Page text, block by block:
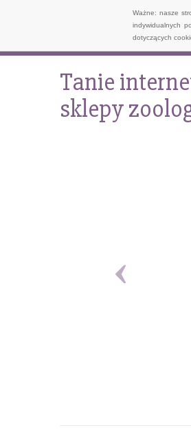
Ważne: nasze
indywidualnych
dotyczących
Tanie
sklepy